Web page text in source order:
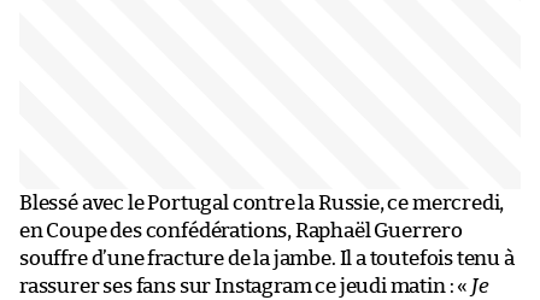
Blessé avec le Portugal contre la Russie, ce mercredi,
en Coupe des confédérations, Raphaël Guerrero
souffre d’une fracture de la jambe. Il a toutefois tenu à
rassurer ses fans sur Instagram ce jeudi matin : « Je